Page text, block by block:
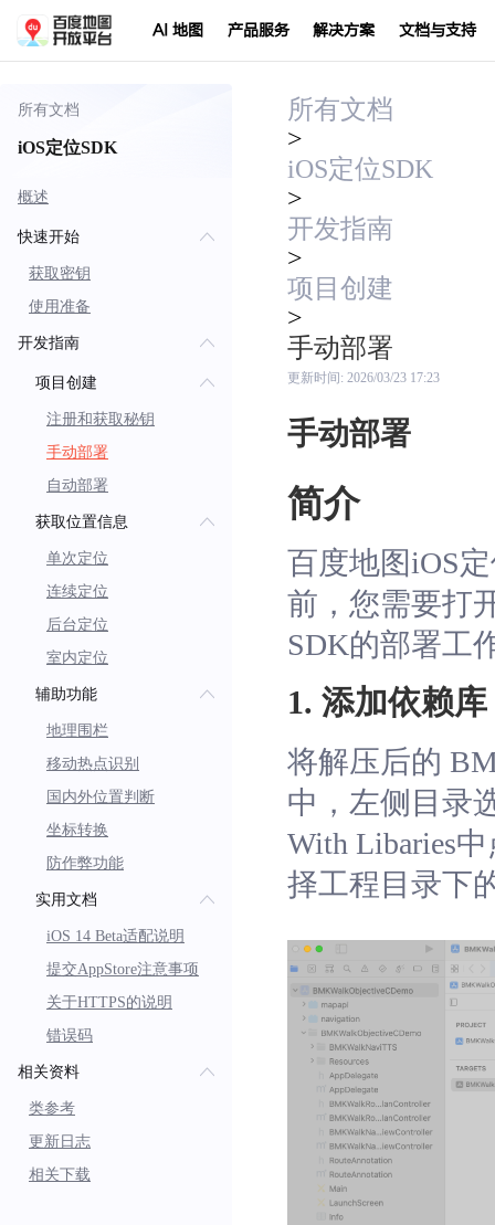
AI 地图 产品服务 解决方案 文档与支持
所有文档
iOS定位SDK
概述
快速开始
获取密钥
使用准备
开发指南
项目创建
注册和获取秘钥
手动部署
自动部署
获取位置信息
单次定位
连续定位
后台定位
室内定位
辅助功能
地理围栏
移动热点识别
国内外位置判断
坐标转换
防作弊功能
实用文档
iOS 14 Beta适配说明
提交AppStore注意事项
关于HTTPS的说明
错误码
相关资料
类参考
更新日志
相关下载
所有文档
>
iOS定位SDK
>
开发指南
>
项目创建
>
手动部署
更新时间: 2026/03/23 17:23
手动部署
简介
百度地图iOS
前，您需要打
SDK的部署工
1. 添加依赖库
将解压后的
中，左侧目录
With Libaries
择工程目录下